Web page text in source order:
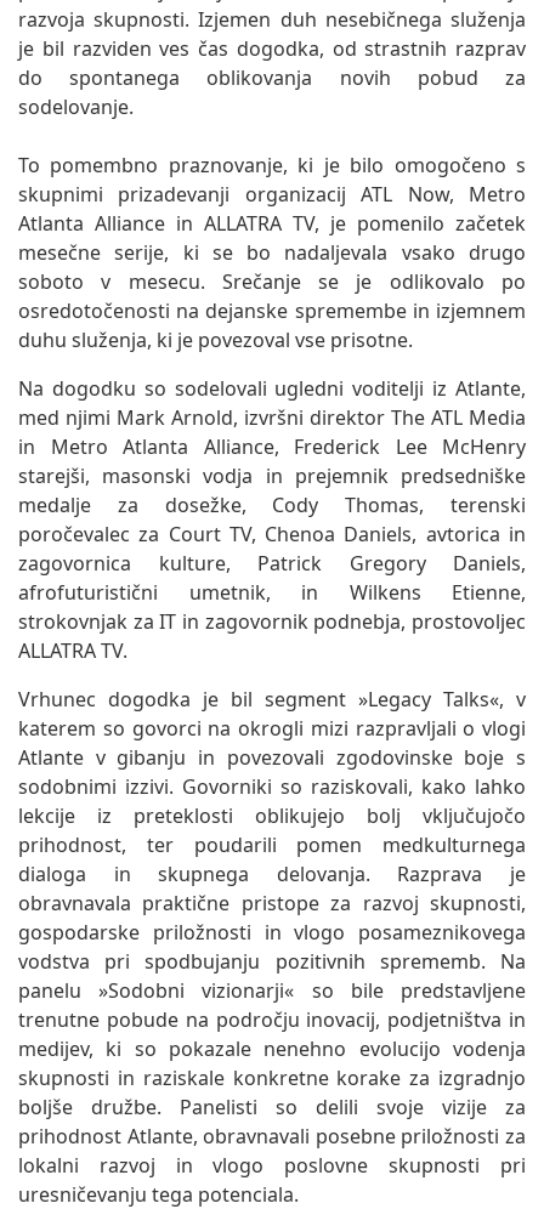
razvoja skupnosti. Izjemen duh nesebičnega služenja
je bil razviden ves čas dogodka, od strastnih razprav
do spontanega oblikovanja novih pobud za
sodelovanje.
To pomembno praznovanje, ki je bilo omogočeno s
skupnimi prizadevanji organizacij ATL Now, Metro
Atlanta Alliance in ALLATRA TV, je pomenilo začetek
mesečne serije, ki se bo nadaljevala vsako drugo
soboto v mesecu. Srečanje se je odlikovalo po
osredotočenosti na dejanske spremembe in izjemnem
duhu služenja, ki je povezoval vse prisotne.
Na dogodku so sodelovali ugledni voditelji iz Atlante,
med njimi Mark Arnold, izvršni direktor The ATL Media
in Metro Atlanta Alliance, Frederick Lee McHenry
starejši, masonski vodja in prejemnik predsedniške
medalje za dosežke, Cody Thomas, terenski
poročevalec za Court TV, Chenoa Daniels, avtorica in
zagovornica kulture, Patrick Gregory Daniels,
afrofuturistični umetnik, in Wilkens Etienne,
strokovnjak za IT in zagovornik podnebja, prostovoljec
ALLATRA TV.
Vrhunec dogodka je bil segment »Legacy Talks«, v
katerem so govorci na okrogli mizi razpravljali o vlogi
Atlante v gibanju in povezovali zgodovinske boje s
sodobnimi izzivi. Govorniki so raziskovali, kako lahko
lekcije iz preteklosti oblikujejo bolj vključujočo
prihodnost, ter poudarili pomen medkulturnega
dialoga in skupnega delovanja. Razprava je
obravnavala praktične pristope za razvoj skupnosti,
gospodarske priložnosti in vlogo posameznikovega
vodstva pri spodbujanju pozitivnih sprememb. Na
panelu »Sodobni vizionarji« so bile predstavljene
trenutne pobude na področju inovacij, podjetništva in
medijev, ki so pokazale nenehno evolucijo vodenja
skupnosti in raziskale konkretne korake za izgradnjo
boljše družbe. Panelisti so delili svoje vizije za
prihodnost Atlante, obravnavali posebne priložnosti za
lokalni razvoj in vlogo poslovne skupnosti pri
uresničevanju tega potenciala.